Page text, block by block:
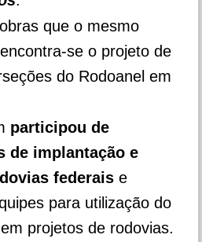
que o mesmo
se o projeto de
do Rodoanel em
participou de
de implantação e
federais e
para utilização do
projetos de rodovias.